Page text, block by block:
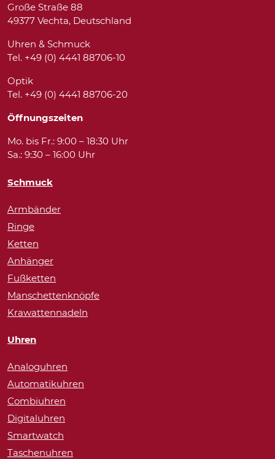
Große Straße 88
49377 Vechta, Deutschland
Uhren & Schmuck
Tel. +49 (0) 4441 88706-10
Optik
Tel. +49 (0) 4441 88706-20
Öffnungszeiten
Mo. bis Fr.: 9:00 – 18:30 Uhr
Sa.: 9:30 – 16:00 Uhr
Schmuck
Armbänder
Ringe
Ketten
Anhänger
Fußketten
Manschettenknöpfe
Krawattennadeln
Uhren
Analoguhren
Automatikuhren
Combiuhren
Digitaluhren
Smartwatch
Taschenuhren